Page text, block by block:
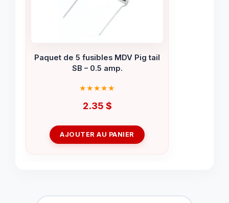
Paquet de 5 fusibles MDV Pig tail
SB – 0.5 amp.
2.35 $
AJOUTER AU PANIER